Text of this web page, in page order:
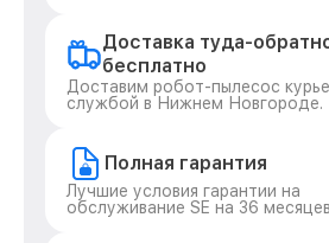
Доставка туда-
бесплатно
Доставим робот-пылесос
службой в Нижнем Новгороде.
Полная гарантия
Лучшие условия гарантии на
обслуживание SE на 36